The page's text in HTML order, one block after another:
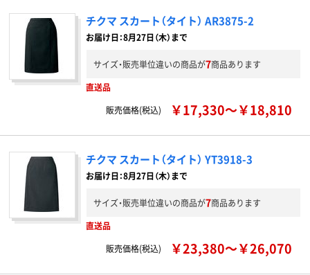
チクマ スカート（タイト） AR3875-2
お届け日：8月27日（木）まで
サイズ・販売単位違いの商品が7商品あります
直送品
販売価格(税込)
￥17,330～￥18,810
チクマ スカート（タイト） YT3918-3
お届け日：8月27日（木）まで
サイズ・販売単位違いの商品が7商品あります
直送品
販売価格(税込)
￥23,380～￥26,070